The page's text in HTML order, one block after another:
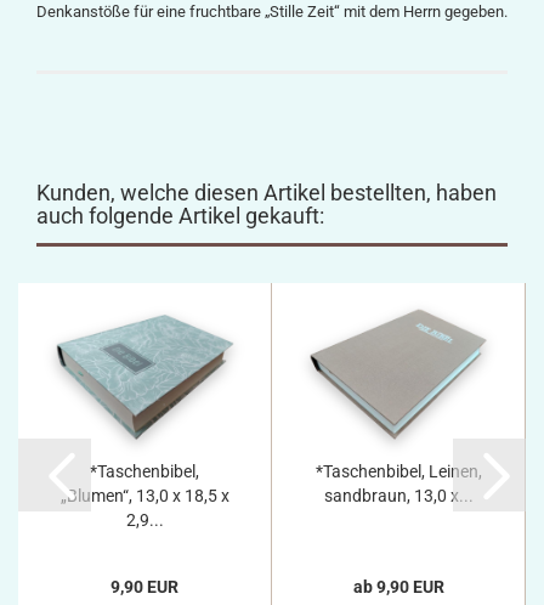
Denkanstöße für eine fruchtbare „Stille Zeit“ mit dem Herrn gegeben.
Kunden, welche diesen Artikel bestellten, haben
auch folgende Artikel gekauft:
*Taschenbibel,
„Blumen“, 13,0 x 18,5 x
2,9...
9,90 EUR
*Taschenbibel, Leinen,
sandbraun, 13,0 x...
ab 9,90 EUR